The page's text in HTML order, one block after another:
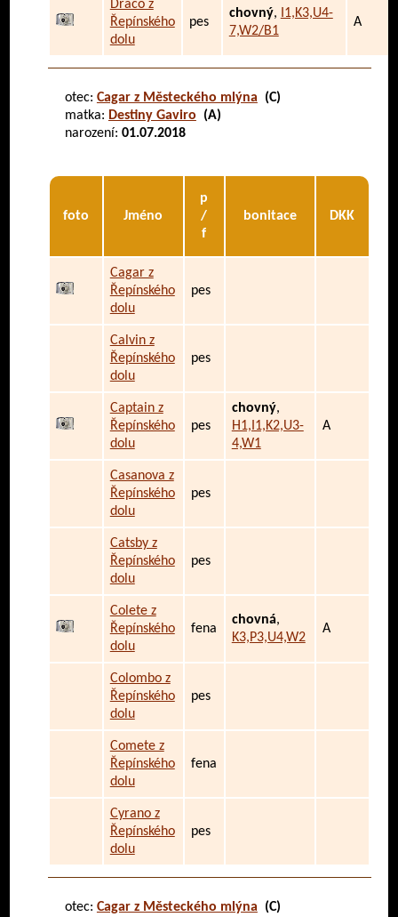
Draco z
Řepínského
dolu
pes
chovný,
I1,K3,U4-
7,W2/B1
A
otec: Cagar z Městeckého mlýna (C)
matka: Destiny Gaviro (A)
narození: 01.07.2018
foto Jméno
p
/
f
bonitace DKK
Cagar z
Řepínského
dolu
pes
Calvin z
Řepínského
dolu
pes
Captain z
Řepínského
dolu
pes
chovný,
H1,I1,K2,U3-
4,W1
A
Casanova z
Řepínského
dolu
pes
Catsby z
Řepínského
dolu
pes
Colete z
Řepínského
dolu
fena
chovná,
K3,P3,U4,W2
A
Colombo z
Řepínského
dolu
pes
Comete z
Řepínského
dolu
fena
Cyrano z
Řepínského
dolu
pes
otec: Cagar z Městeckého mlýna (C)